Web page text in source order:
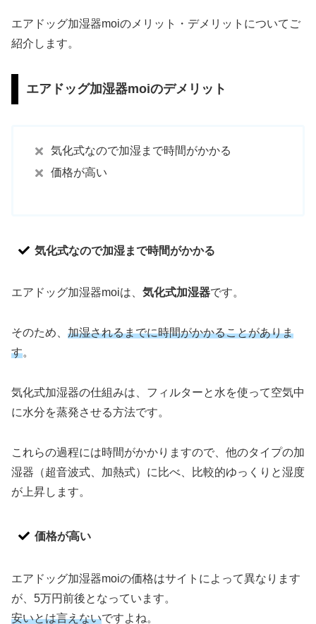
エアドッグ加湿器moiのメリット・デメリットについてご
紹介します。
エアドッグ加湿器moiのデメリット
気化式なので加湿まで時間がかかる
価格が高い
気化式なので加湿まで時間がかかる
エアドッグ加湿器moiは、 気化式加湿器です。
そのため、 加湿されるまでに時間がかかることがありま
す。
気化式加湿器の仕組みは、フィルターと水を使って空気中
に水分を蒸発させる方法です。
これらの過程には時間がかかりますので、他のタイプの加
湿器（超音波式、加熱式）に比べ、比較的ゆっくりと湿度
が上昇します。
価格が高い
エアドッグ加湿器moiの価格はサイトによって異なります
が、5万円前後となっています。
安いとは言えないですよね。